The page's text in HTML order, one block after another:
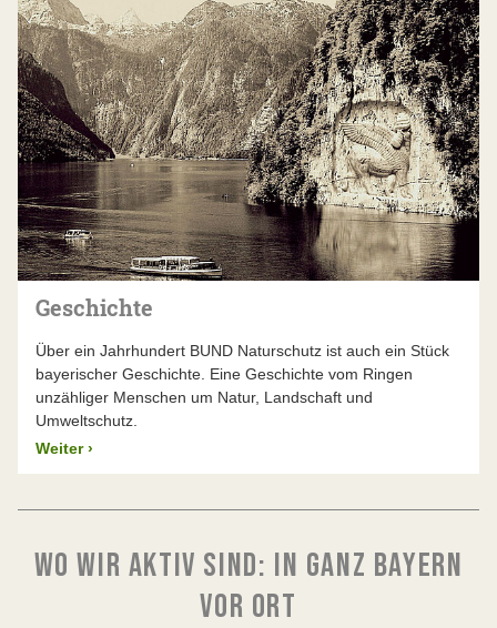
Geschichte
Über ein Jahrhundert BUND Naturschutz ist auch ein Stück
bayerischer Geschichte. Eine Geschichte vom Ringen
unzähliger Menschen um Natur, Landschaft und
Umweltschutz.
Weiter ›
WO WIR AKTIV SIND: IN GANZ BAYERN
VOR ORT